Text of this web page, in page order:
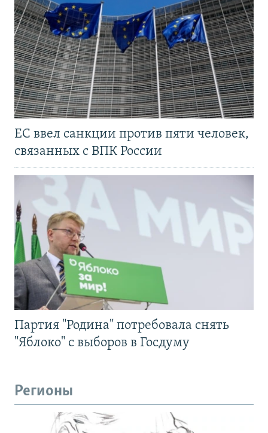
ЕС ввел санкции против пяти человек,
связанных с ВПК России
Партия "Родина" потребовала снять
"Яблоко" с выборов в Госдуму
Регионы